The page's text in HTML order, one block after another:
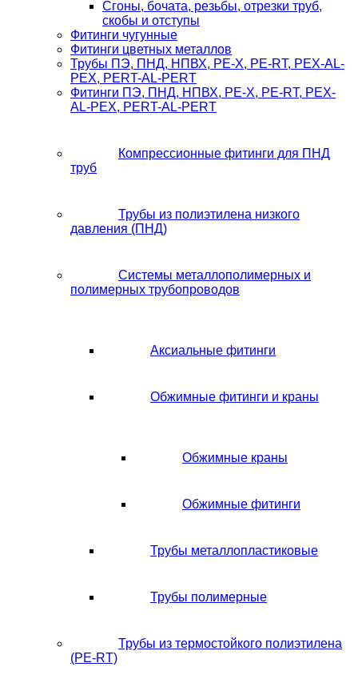
Сгоны, бочата, резьбы, отрезки труб,
скобы и отступы
Фитинги чугунные
Фитинги цветных металлов
Трубы ПЭ, ПНД, НПВХ, PE-X, PE-RT, PEX-AL-
PEX, PERT-AL-PERT
Фитинги ПЭ, ПНД, НПВХ, PE-X, PE-RT, PEX-
AL-PEX, PERT-AL-PERT
Компрессионные фитинги для ПНД
труб
Трубы из полиэтилена низкого
давления (ПНД)
Системы металлополимерных и
полимерных трубопроводов
Аксиальные фитинги
Обжимные фитинги и краны
Обжимные краны
Обжимные фитинги
Трубы металлопластиковые
Трубы полимерные
Трубы из термостойкого полиэтилена
(PE-RT)